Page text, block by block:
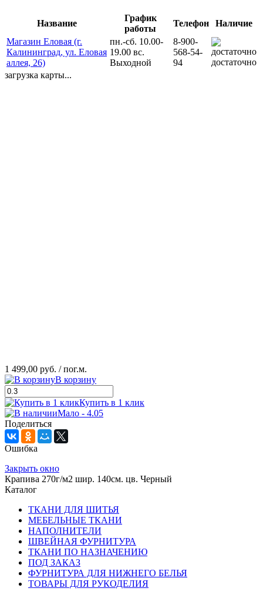
Название
График
работы
Телефон
Наличие
Магазин Еловая (г.
Калининград, ул. Еловая
аллея, 26)
пн.-сб. 10.00-
19.00 вс.
Выходной
8-900-
568-54-
94
достаточно
загрузка карты...
1 499,00 руб. / пог.м.
В корзину
Купить в 1 клик
Мало - 4.05
Поделиться
Ошибка
Закрыть окно
Крапива 270г/м2 шир. 140см. цв. Черный
Каталог
ТКАНИ ДЛЯ ШИТЬЯ
МЕБЕЛЬНЫЕ ТКАНИ
НАПОЛНИТЕЛИ
ШВЕЙНАЯ ФУРНИТУРА
ТКАНИ ПО НАЗНАЧЕНИЮ
ПОД ЗАКАЗ
ФУРНИТУРА ДЛЯ НИЖНЕГО БЕЛЬЯ
ТОВАРЫ ДЛЯ РУКОДЕЛИЯ